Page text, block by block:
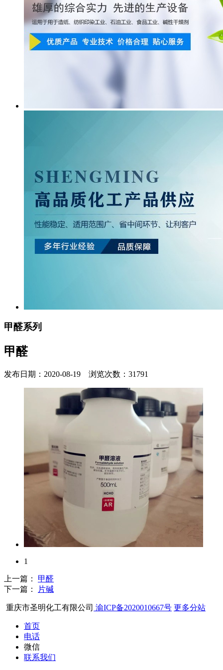
甲醛系列
甲醛
发布日期：2020-08-19 浏览次数：31791
1
上一篇： 甲醛
下一篇：
片碱
重庆市圣明化工有限公司 渝ICP备2020010667号 更多分站
首页
电话
微信
联系我们